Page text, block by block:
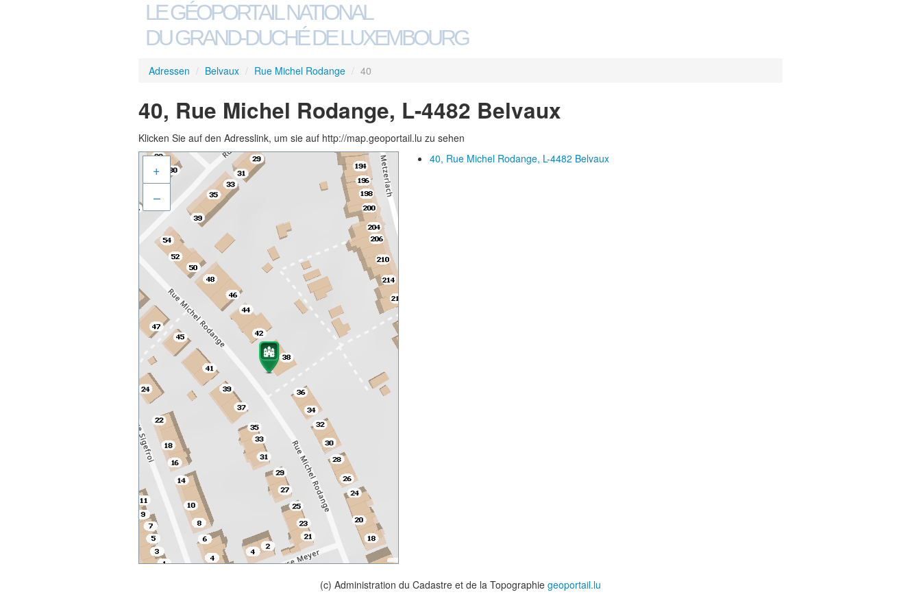
LE GÉOPORTAIL NATIONAL
DU GRAND-DUCHÉ DE LUXEMBOURG
Adressen / Belvaux / Rue Michel Rodange / 40
40, Rue Michel Rodange, L-4482 Belvaux
Klicken Sie auf den Adresslink, um sie auf http://map.geoportail.lu zu sehen
+
–
40, Rue Michel Rodange, L-4482 Belvaux
(c) Administration du Cadastre et de la Topographie geoportail.lu